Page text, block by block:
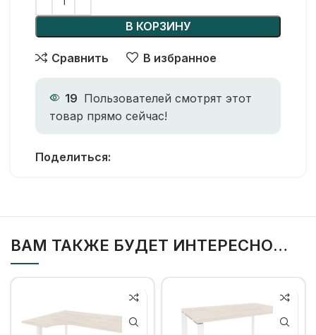
В КОРЗИНУ
Сравнить В избранное
19 Пользователей смотрят этот
товар прямо сейчас!
Поделиться:
ВАМ ТАКЖЕ БУДЕТ ИНТЕРЕСНО…